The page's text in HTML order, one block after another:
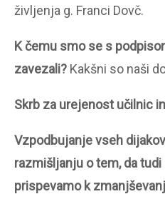
življenja g. Franci Dovč.
K čemu smo se s
zavezali? Kakšni so naši
Skrb za urejenost učilnic
Vzpodbujanje vseh
razmišljanju o tem, da
prispevamo k